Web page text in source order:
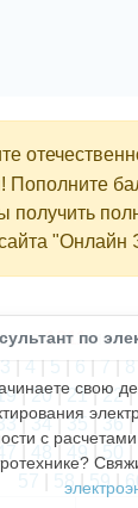
Пополните
получить
"Онлайн
по
свою
с
1811из
3 | 4 | 5 | 6 | 7 | 8
|20|21|22|
|34|35 |36|
| 49 |50
58|59|